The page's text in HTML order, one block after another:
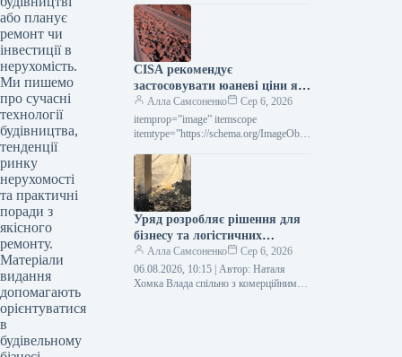
або планує
ремонт чи
інвестиції в
нерухомість.
Ми пишемо
про сучасні
технології
будівництва,
тенденції
ринку
нерухомості
та практичні
поради з
якісного
ремонту.
Матеріали
видання
допомагають
орієнтуватися
в
будівельному
06 Серпня 2026 «Укрметалургпром»
закликає уряд анулювати підвищення
тарифів на…
CISA рекомендує
застосовувати юаневі ціни як
орієнтир на ринку залізної
руди
Алла Самсоненко
Сер 6, 2026
itemprop=”image” itemscope
itemtype=”https://schema.org/ImageObje
Залізна руда Новини Глобальний ринок
залізна руда Роздрукувати 9 06 Серпня
2026 CISA закликає до…
Уряд розробляє рішення для
бізнесу та логістичних
операцій після нападів на
сховища.
Алла Самсоненко
Сер 6, 2026
06.08.2026, 10:15 | Автор: Наталя
Хомка Влада спільно з комерційним